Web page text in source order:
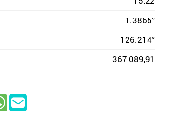
1.3865°
126.214°
367 089,91